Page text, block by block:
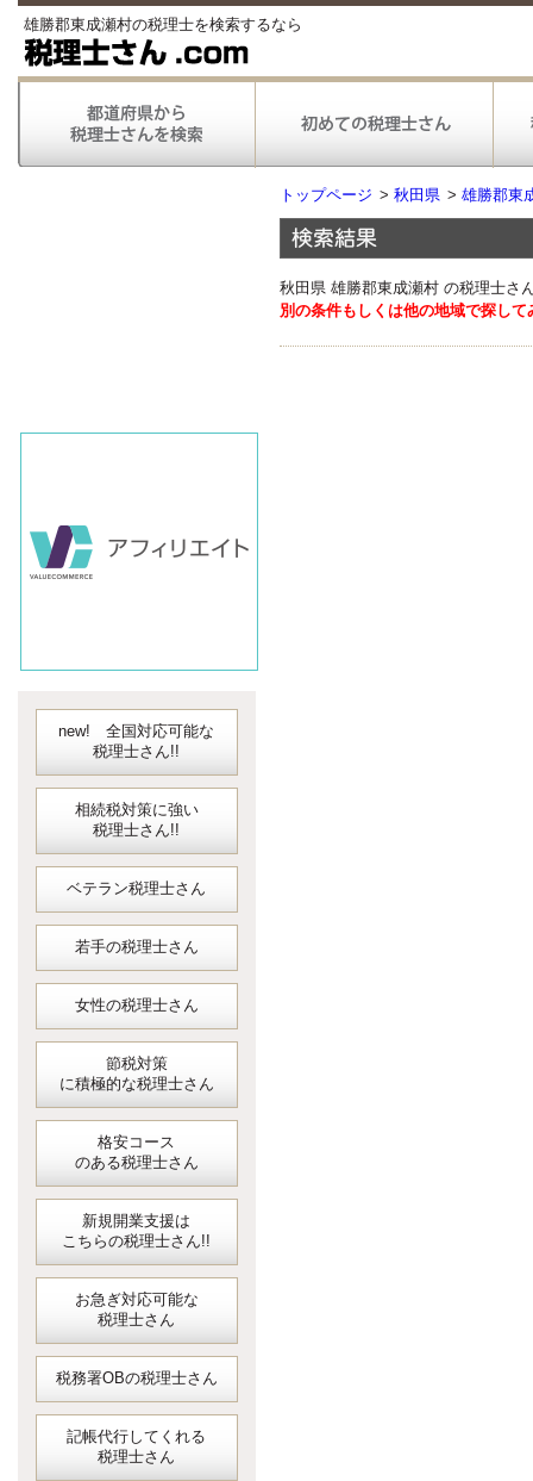
雄勝郡東成瀬村の税理士を検索するなら
new! 全国対応可能な
税理士さん!!
相続税対策に強い
税理士さん!!
ベテラン税理士さん
若手の税理士さん
女性の税理士さん
節税対策
に積極的な税理士さん
格安コース
のある税理士さん
新規開業支援は
こちらの税理士さん!!
お急ぎ対応可能な
税理士さん
税務署OBの税理士さん
記帳代行してくれる
税理士さん
トップページ > 秋田県 > 雄勝郡東
秋田県 雄勝郡東成瀬村 の税理士さ
別の条件もしくは他の地域で探して